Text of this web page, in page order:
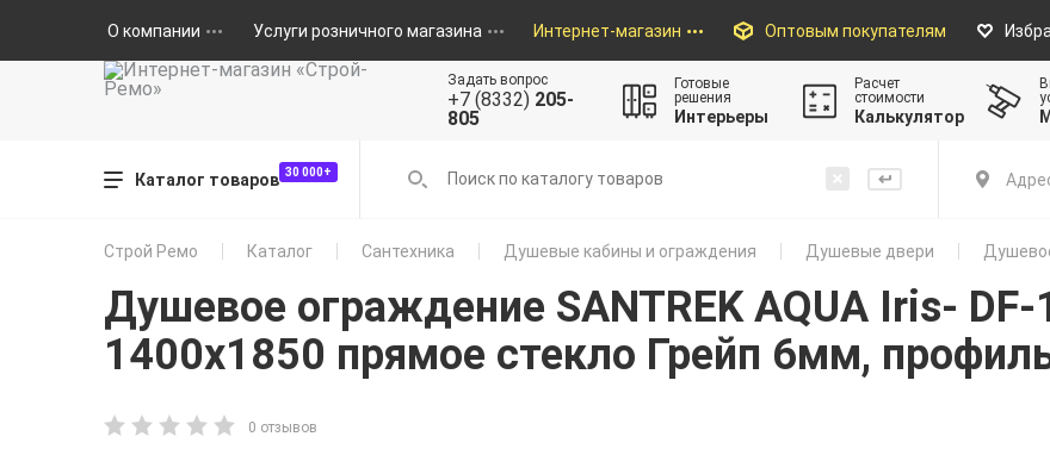
О компании Услуги розничного магазина Интернет-магазин Оптовым покупателям
Задать вопрос
+7 (8332) 205-
805
Готовые
решения
Интерьеры
Расчет
стоимости
Калькулятор
Каталог товаров 30 000+
Строй Ремо Каталог Сантехника Душевые кабины и ограждения Душевые двери
Душевое ограждение SANTREK AQUA Iris-
1400х1850 прямое стекло Грейп 6мм,
0 отзывов